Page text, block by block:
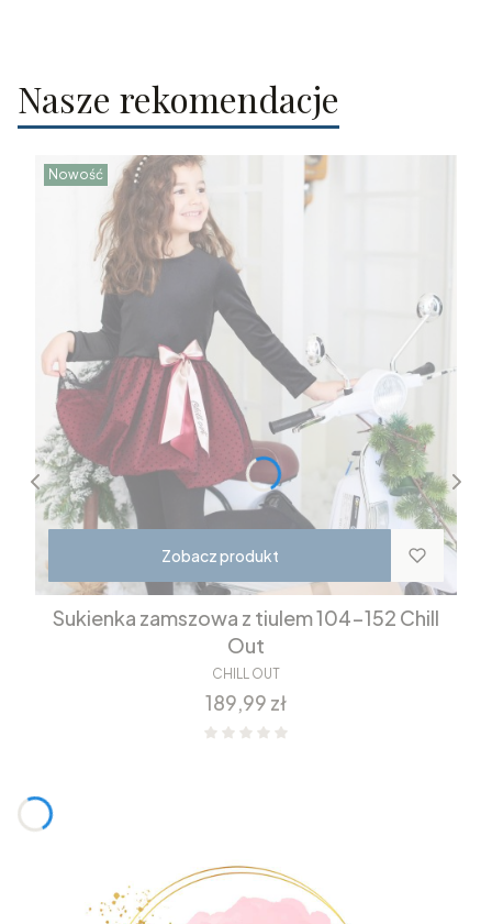
Nasze rekomendacje
Nowość
Zobacz produkt
Sukienka zamszowa z tiulem 104-152 Chill
Out
CHILL OUT
Cena
189,99 zł